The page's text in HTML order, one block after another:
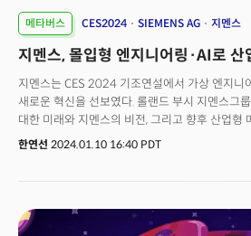
메타버스 CES2024 SIEMENS AG 지멘스
지멘스, 몰입형 엔지니어링·AI로 산
지멘스는 CES 2024 기조연설에서 가상 엔지니
새로운 혁신을 선보였다. 롤랜드 부시 지멘스그
대한 미래와 지멘스의 비전, 그리고 향후 산업
Metaverse)와 인공지능의 개척 및 확산’에 대해
엑셀러레이터(Xcelerator) 소프트웨어의 결합,
AI를 보다 접근하기 쉽게 만드는 것, 그리고 실제
한연선 2024.01.10 16:40 PDT